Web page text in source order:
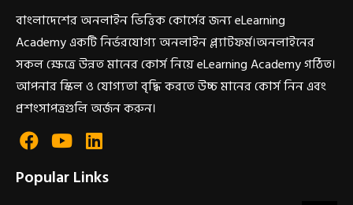
বাংলাদেশের অনলাইন ভিত্তিক কোর্সের জন্য eLearning
Academy একটি নির্ভরযোগ্য অনলাইন প্ল্যাটফর্ম।অনলাইনের
সকল ক্ষেত্রে উন্নত মানের কোর্স নিয়ে eLearning Academy গঠিত।
আপনার স্কিল ও যোগ্যতা বৃদ্ধি করতে উচ্চ মানের কোর্স নিন এবং
প্রশংসাপত্রগুলি অর্জন করুন।
Popular Links